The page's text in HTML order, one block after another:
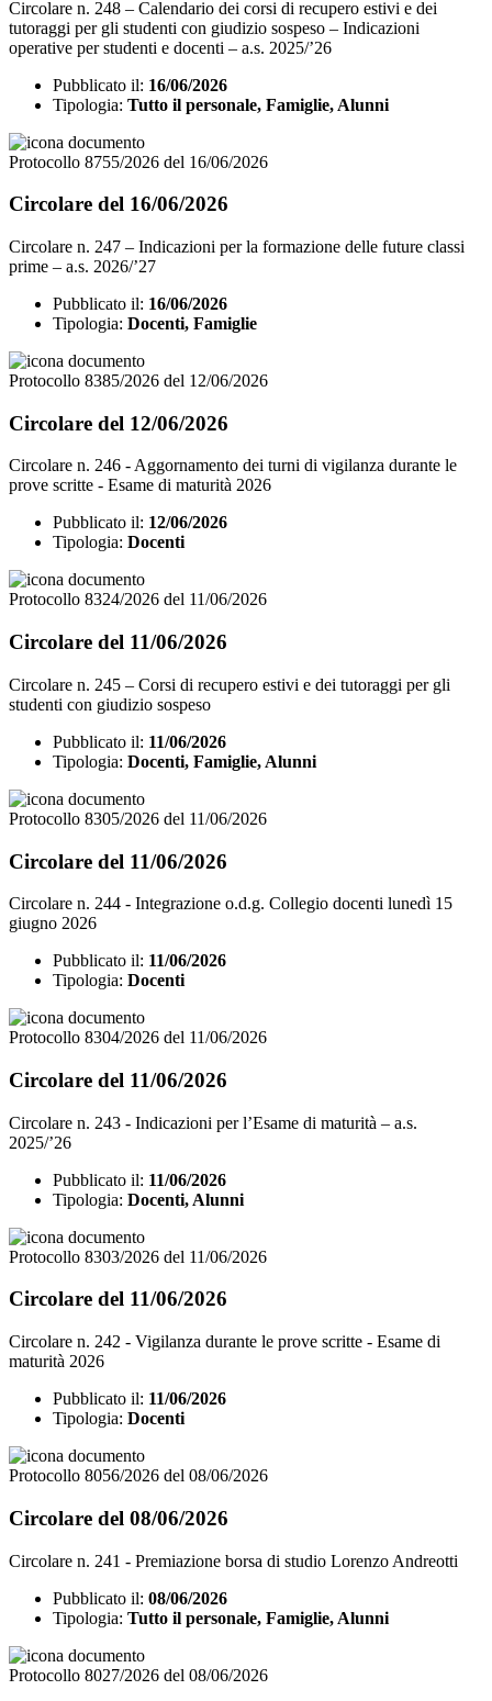
Circolare n. 248 – Calendario dei corsi di recupero estivi e dei
tutoraggi per gli studenti con giudizio sospeso – Indicazioni
operative per studenti e docenti – a.s. 2025/’26
Pubblicato il: 16/06/2026
Tipologia: Tutto il personale, Famiglie, Alunni
Protocollo 8755/2026 del 16/06/2026
Circolare del 16/06/2026
Circolare n. 247 – Indicazioni per la formazione delle future classi
prime – a.s. 2026/’27
Pubblicato il: 16/06/2026
Tipologia: Docenti, Famiglie
Protocollo 8385/2026 del 12/06/2026
Circolare del 12/06/2026
Circolare n. 246 - Aggornamento dei turni di vigilanza durante le
prove scritte - Esame di maturità 2026
Pubblicato il: 12/06/2026
Tipologia: Docenti
Protocollo 8324/2026 del 11/06/2026
Circolare del 11/06/2026
Circolare n. 245 – Corsi di recupero estivi e dei tutoraggi per gli
studenti con giudizio sospeso
Pubblicato il: 11/06/2026
Tipologia: Docenti, Famiglie, Alunni
Protocollo 8305/2026 del 11/06/2026
Circolare del 11/06/2026
Circolare n. 244 - Integrazione o.d.g. Collegio docenti lunedì 15
giugno 2026
Pubblicato il: 11/06/2026
Tipologia: Docenti
Protocollo 8304/2026 del 11/06/2026
Circolare del 11/06/2026
Circolare n. 243 - Indicazioni per l’Esame di maturità – a.s.
2025/’26
Pubblicato il: 11/06/2026
Tipologia: Docenti, Alunni
Protocollo 8303/2026 del 11/06/2026
Circolare del 11/06/2026
Circolare n. 242 - Vigilanza durante le prove scritte - Esame di
maturità 2026
Pubblicato il: 11/06/2026
Tipologia: Docenti
Protocollo 8056/2026 del 08/06/2026
Circolare del 08/06/2026
Circolare n. 241 - Premiazione borsa di studio Lorenzo Andreotti
Pubblicato il: 08/06/2026
Tipologia: Tutto il personale, Famiglie, Alunni
Protocollo 8027/2026 del 08/06/2026